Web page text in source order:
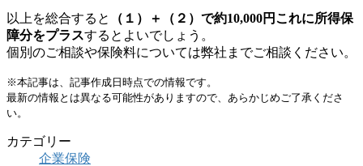
以上を総合すると
（１）＋（２）で約10,000円これに所得保
障分をプラスするとよいでしょう。
個別のご相談や保険料については弊社までご相談ください。
※本記事は、記事作成日時点での情報です。
最新の情報とは異なる可能性がありますので、あらかじめご了承くださ
い。
カテゴリー
企業保険